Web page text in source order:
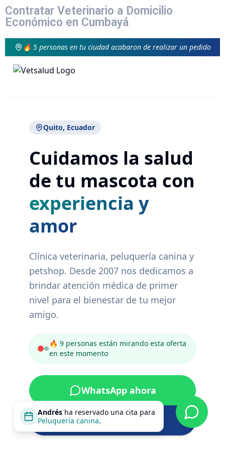
Contratar Veterinario a Domicilio
Económico en Cumbayá